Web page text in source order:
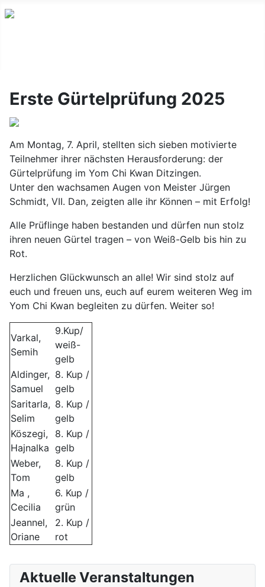
Erste Gürtelprüfung 2025
Am Montag, 7. April, stellten sich sieben motivierte
Teilnehmer ihrer nächsten Herausforderung: der
Gürtelprüfung im Yom Chi Kwan Ditzingen.
Unter den wachsamen Augen von Meister Jürgen
Schmidt, VII. Dan, zeigten alle ihr Können – mit Erfolg!
Alle Prüflinge haben bestanden und dürfen nun stolz
ihren neuen Gürtel tragen – von Weiß-Gelb bis hin zu
Rot.
Herzlichen Glückwunsch an alle! Wir sind stolz auf
euch und freuen uns, euch auf eurem weiteren Weg im
Yom Chi Kwan begleiten zu dürfen. Weiter so!
Varkal,
Semih
9.Kup/
weiß-
gelb
Aldinger,
Samuel
8. Kup /
gelb
Saritarla,
Selim
8. Kup /
gelb
Köszegi,
Hajnalka
8. Kup /
gelb
Weber,
Tom
8. Kup /
gelb
Ma ,
Cecilia
6. Kup /
grün
Jeannel,
Oriane
2. Kup /
rot
Aktuelle Veranstaltungen